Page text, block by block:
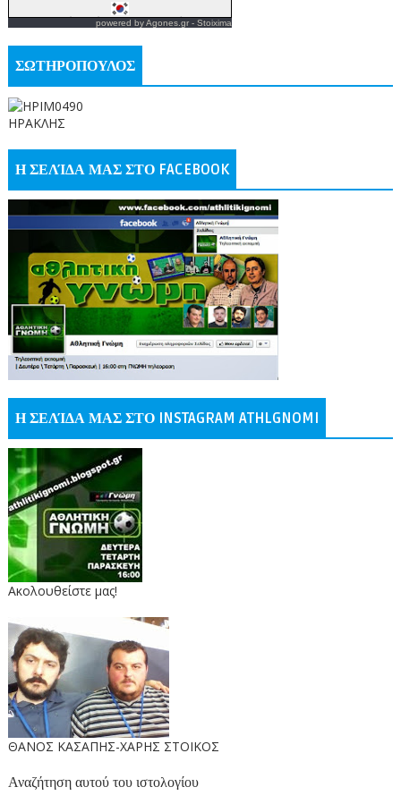
powered byAgones.gr- Stoixima
ΣΩΤΗΡΟΠΟΥΛΟΣ
ΗΡΑΚΛΗΣ
Η ΣΕΛΊΔΑ ΜΑΣ ΣΤΟ FACEBOOK
Η ΣΕΛΊΔΑ ΜΑΣ ΣΤΟ INSTAGRAM ATHLGNOMI
Ακολουθείστε μας!
ΘΑΝΟΣ ΚΑΣΑΠΗΣ-ΧΑΡΗΣ ΣΤΟΙΚΟΣ
Αναζήτηση αυτού του ιστολογίου